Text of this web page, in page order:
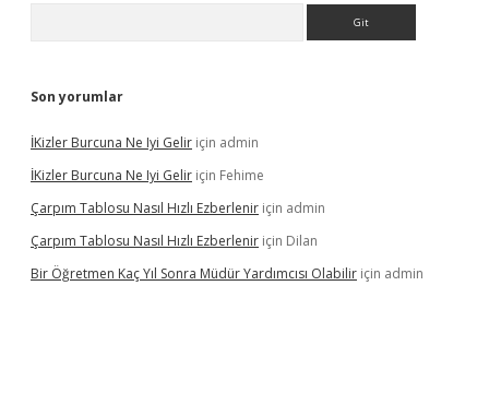
Son yorumlar
İKizler Burcuna Ne Iyi Gelir için admin
İKizler Burcuna Ne Iyi Gelir için Fehime
Çarpım Tablosu Nasıl Hızlı Ezberlenir için admin
Çarpım Tablosu Nasıl Hızlı Ezberlenir için Dilan
Bir Öğretmen Kaç Yıl Sonra Müdür Yardımcısı Olabilir için admin